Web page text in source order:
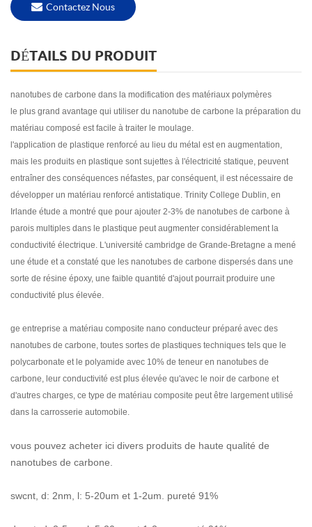
Contactez Nous
DÉTAILS DU PRODUIT
nanotubes de carbone dans la modification des matériaux polymères
le plus grand avantage qui utiliser du nanotube de carbone la préparation du
matériau composé est facile à traiter le moulage.
l'application de plastique renforcé au lieu du métal est en augmentation,
mais les produits en plastique sont sujettes à l'électricité statique, peuvent
entraîner des conséquences néfastes, par conséquent, il est nécessaire de
développer un matériau renforcé antistatique. Trinity College Dublin, en
Irlande étude a montré que pour ajouter 2-3% de nanotubes de carbone à
parois multiples dans le plastique peut augmenter considérablement la
conductivité électrique. L'université cambridge de Grande-Bretagne a mené
une étude et a constaté que les nanotubes de carbone dispersés dans une
sorte de résine époxy, une faible quantité d'ajout pourrait produire une
conductivité plus élevée.
ge entreprise a matériau composite nano conducteur préparé avec des
nanotubes de carbone, toutes sortes de plastiques techniques tels que le
polycarbonate et le polyamide avec 10% de teneur en nanotubes de
carbone, leur conductivité est plus élevée qu'avec le noir de carbone et
d'autres charges, ce type de matériau composite peut être largement utilisé
dans la carrosserie automobile.
vous pouvez acheter ici divers produits de haute qualité de
nanotubes de carbone.
swcnt, d: 2nm, l: 5-20um et 1-2um. pureté 91%